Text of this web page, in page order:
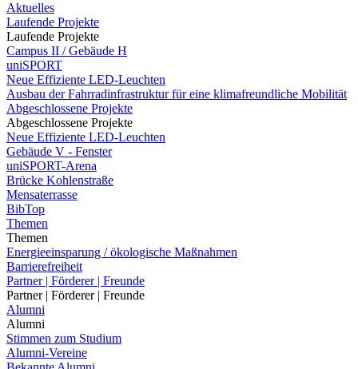
Aktuelles
Laufende Projekte
Laufende Projekte
Campus II / Gebäude H
uniSPORT
Neue Effiziente LED-Leuchten
Ausbau der Fahrradinfrastruktur für eine klimafreundliche Mobilität
Abgeschlossene Projekte
Abgeschlossene Projekte
Neue Effiziente LED-Leuchten
Gebäude V - Fenster
uniSPORT-Arena
Brücke Kohlenstraße
Mensaterrasse
BibTop
Themen
Themen
Energieeinsparung / ökologische Maßnahmen
Barrierefreiheit
Partner | Förderer | Freunde
Partner | Förderer | Freunde
Alumni
Alumni
Stimmen zum Studium
Alumni-Vereine